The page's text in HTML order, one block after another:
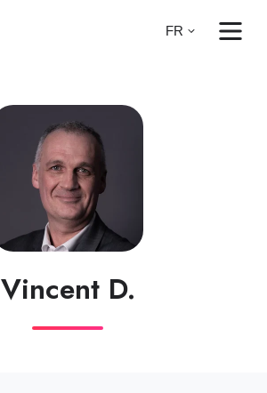
FR
Vincent D.